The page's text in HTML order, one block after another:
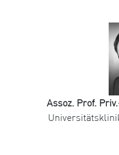
Assoz. Prof.